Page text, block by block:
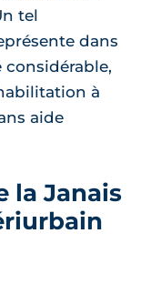
tel
dans
à
aide
la Janais